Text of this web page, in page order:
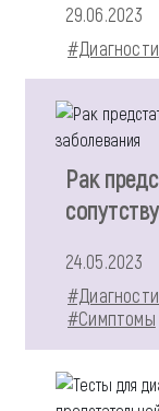
29.06.2023
Рак
24.05.2023
#Симптомы